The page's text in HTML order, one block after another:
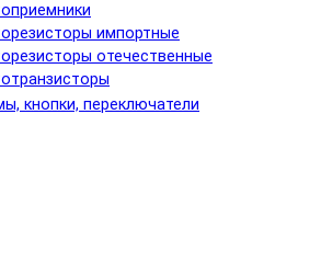
импортные
отечественные
кнопки, переключатели